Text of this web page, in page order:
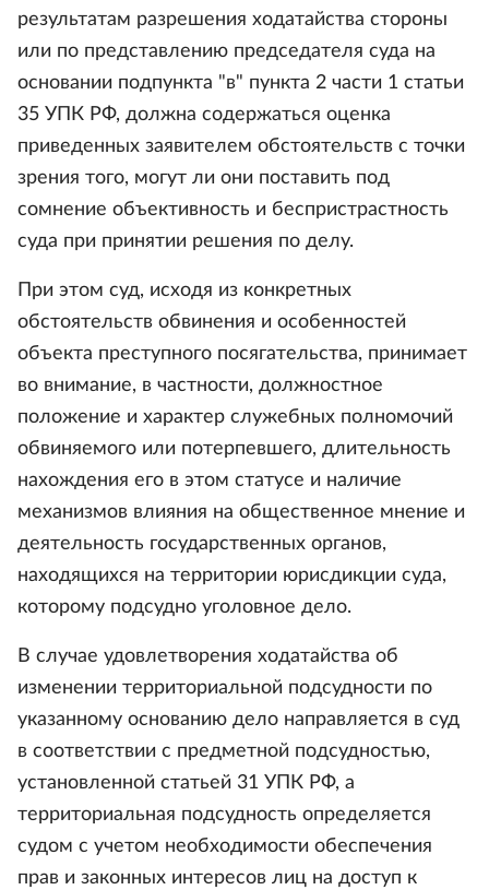
результатам разрешения ходатайства стороны
или по представлению председателя суда на
основании подпункта "в" пункта 2 части 1 статьи
35 УПК РФ, должна содержаться оценка
приведенных заявителем обстоятельств с точки
зрения того, могут ли они поставить под
сомнение объективность и беспристрастность
суда при принятии решения по делу.
При этом суд, исходя из конкретных
обстоятельств обвинения и особенностей
объекта преступного посягательства, принимает
во внимание, в частности, должностное
положение и характер служебных полномочий
обвиняемого или потерпевшего, длительность
нахождения его в этом статусе и наличие
механизмов влияния на общественное мнение и
деятельность государственных органов,
находящихся на территории юрисдикции суда,
которому подсудно уголовное дело.
В случае удовлетворения ходатайства об
изменении территориальной подсудности по
указанному основанию дело направляется в суд
в соответствии с предметной подсудностью,
установленной статьей 31 УПК РФ, а
территориальная подсудность определяется
судом с учетом необходимости обеспечения
прав и законных интересов лиц на доступ к